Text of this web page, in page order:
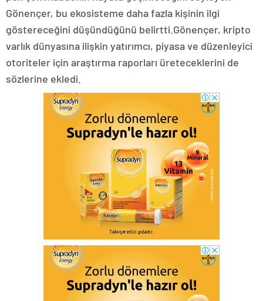
Gönençer, bu ekosisteme daha fazla kişinin ilgi
göstereceğini düşündüğünü belirtti.Gönençer, kripto
varlık dünyasına ilişkin yatırımcı, piyasa ve düzenleyici
otoriteler için araştırma raporları üreteceklerini de
sözlerine ekledi.